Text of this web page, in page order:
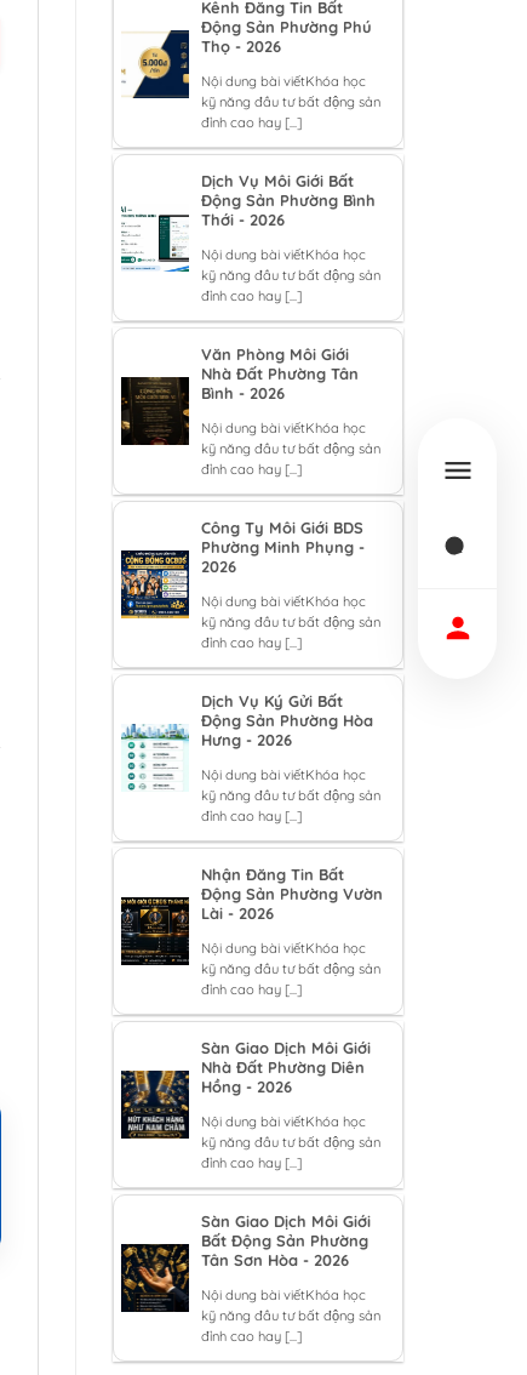
Kênh Đăng Tin Bất
Động Sản Phường Phú
Thọ - 2026
Nội dung bài viếtKhóa học
kỹ năng đầu tư bất động sản
đỉnh cao hay [...]
Dịch Vụ Môi Giới Bất
Động Sản Phường Bình
Thới - 2026
Nội dung bài viếtKhóa học
kỹ năng đầu tư bất động sản
đỉnh cao hay [...]
Văn Phòng Môi Giới
Nhà Đất Phường Tân
Bình - 2026
Nội dung bài viếtKhóa học
kỹ năng đầu tư bất động sản
đỉnh cao hay [...]
Công Ty Môi Giới BDS
Phường Minh Phụng -
2026
Nội dung bài viếtKhóa học
kỹ năng đầu tư bất động sản
đỉnh cao hay [...]
Dịch Vụ Ký Gửi Bất
Động Sản Phường Hòa
Hưng - 2026
Nội dung bài viếtKhóa học
kỹ năng đầu tư bất động sản
đỉnh cao hay [...]
Nhận Đăng Tin Bất
Động Sản Phường Vườn
Lài - 2026
Nội dung bài viếtKhóa học
kỹ năng đầu tư bất động sản
đỉnh cao hay [...]
Sàn Giao Dịch Môi Giới
Nhà Đất Phường Diên
Hồng - 2026
Nội dung bài viếtKhóa học
kỹ năng đầu tư bất động sản
đỉnh cao hay [...]
Sàn Giao Dịch Môi Giới
Bất Động Sản Phường
Tân Sơn Hòa - 2026
Nội dung bài viếtKhóa học
kỹ năng đầu tư bất động sản
đỉnh cao hay [...]